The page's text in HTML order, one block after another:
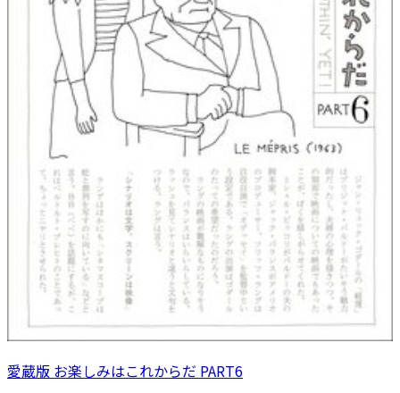
愛蔵版 お楽しみはこれからだ PART6